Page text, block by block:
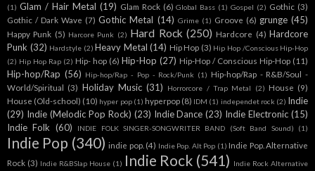
(1) Glam / Hair Metal (19) Glam Rock (6) Global Bass (1) Gospel (2) Gothic (3)
Gothic / Dark Wave (7) Gothic Metal (14) Grime (1) Groove (6) grunge (45)
Happy Punk (5) Harcore Punk (2) Hard Rock (250) Hardcore (4) Hardcore
Punk (32) Hardstyle (2) Heavy Metal (14) Hip Hop (3) Hip Hop /Conscious Hip-Hop
(2) Hip Hop Rap (2) Hip- hop (6) Hip-Hop (27) Hip-Hop / Conscious Hip-Hop (11)
Hip-hop/Rap (56) Hip-hop/Rap - Pop - Rock/Punk (1) Hip-hop/Rap - R&B/Soul -
World/Spiritual (3) Holiday Music (31) Horrorcore / Trap Metal (2) House (9)
House (Old-school) (10) hyper pop (1) hyperpop (8) IDM (1) independet rock (2) Indie
(29) Indie (Melodic Pop Rock) (23) Indie Dance (23) Indie Electronic (15)
Indie Folk (60) INDIE FOLK SINGER-SONGWRITER BAND (Soft Band Sound) (1)
Indie Pop (340) indie pop. (4) Indie Pop. Alt Pop (1) Indie Pop. Alternative
Rock (3) Indie R&BSlap House (1) Indie Rock (541) Indie Rock Alternative